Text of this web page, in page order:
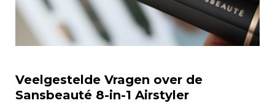
Veelgestelde Vragen over de
Sansbeauté 8-in-1 Airstyler